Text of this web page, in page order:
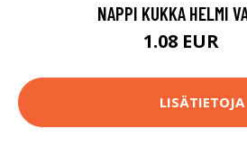
NAPPI KUKKA HELMI
1.08 EUR
LISÄTIETOJA